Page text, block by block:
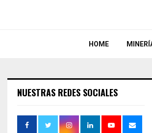
HOME
NUESTRAS REDES SOCIALES